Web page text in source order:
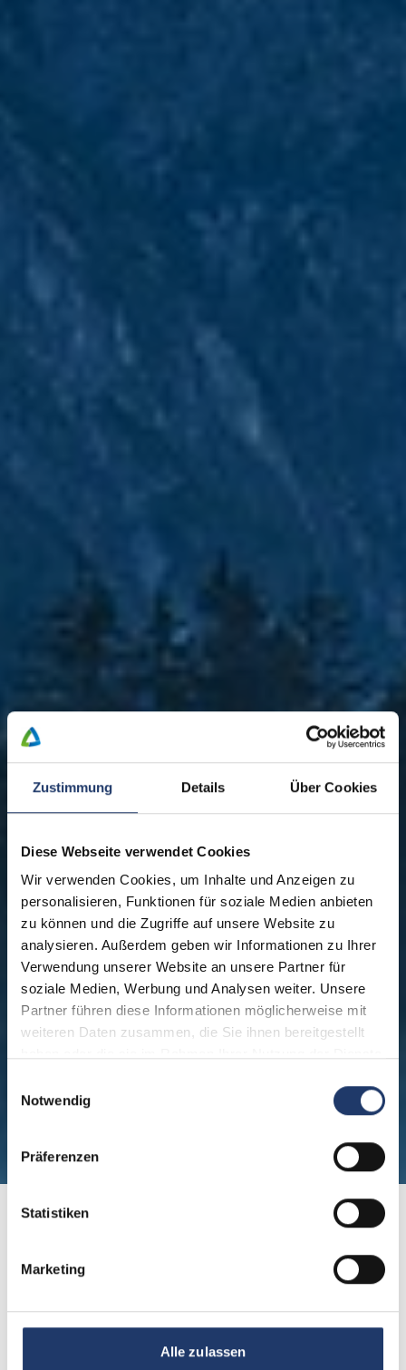
Zustimmung Details Über Cookies
Diese Webseite verwendet Cookies
Wir verwenden Cookies, um Inhalte und Anzeigen zu
personalisieren, Funktionen für soziale Medien anbieten
zu können und die Zugriffe auf unsere Website zu
analysieren. Außerdem geben wir Informationen zu Ihrer
Verwendung unserer Website an unsere Partner für
soziale Medien, Werbung und Analysen weiter. Unsere
Partner führen diese Informationen möglicherweise mit
weiteren Daten zusammen, die Sie ihnen bereitgestellt
Notwendig
Präferenzen
Statistiken
Marketing
Alle zulassen
Home Reiseziele
Entdecken Sie die